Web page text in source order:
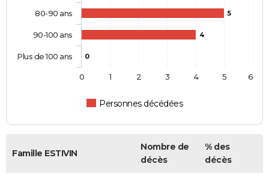
5
4
0
Personnes décédées
80-90 ans
90-100 ans
Plus de 100 ans
0 1 2 3 4 5 6
Famille ESTIVIN
Nombre de
décès
% des
décès